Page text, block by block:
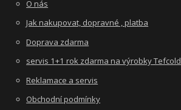
O nás
Jak nakupovat, dopravné , platba
Doprava zdarma
servis 1+1 rok zdarma na výrobky Tefcold
Reklamace a servis
Obchodní podmínky